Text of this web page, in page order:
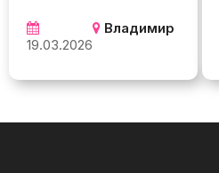
19.03.2026
Владимир